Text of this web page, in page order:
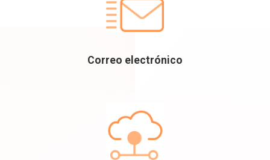
Correo electrónico